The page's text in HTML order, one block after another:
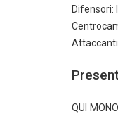
Difensori:
QUI